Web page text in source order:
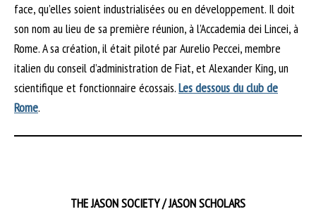
face, qu’elles soient industrialisées ou en développement. Il doit
son nom au lieu de sa première réunion, à l’Accademia dei Lincei, à
Rome. A sa création, il était piloté par Aurelio Peccei, membre
italien du conseil d’administration de Fiat, et Alexander King, un
scientifique et fonctionnaire écossais.Les dessous du club de
Rome.
THE JASON SOCIETY / JASON SCHOLARS